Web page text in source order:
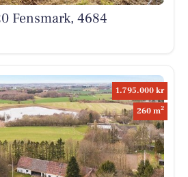
Fensmark, 4684
1.795.000 kr
260 m2